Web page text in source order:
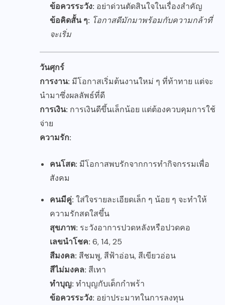
ข้อควรระวัง: อย่าด่วนตัดสินใจในเรื่องสำคัญ
ข้อคิดสั้น ๆ: โอกาสดีมักมาพร้อมกับความกล้าที่
จะเริ่ม
วันศุกร์
การงาน: มีโอกาสเริ่มต้นงานใหม่ ๆ ที่ท้าทาย แต่จะ
นำมาซึ่งผลลัพธ์ที่ดี
การเงิน: การเงินดีขึ้นเล็กน้อย แต่ต้องควบคุมการใช้
จ่าย
ความรัก:
คนโสด: มีโอกาสพบรักจากการทำกิจกรรมเพื่อ
สังคม
คนมีคู่: ใส่ใจรายละเอียดเล็ก ๆ น้อย ๆ จะทำให้
ความรักสดใสขึ้น
สุขภาพ: ระวังอาการปวดหลังหรือปวดคอ
เลขนำโชค: 6, 14, 25
สีมงคล: สีชมพู, สีฟ้าอ่อน, สีเขียวอ่อน
สีไม่มงคล: สีเทา
ทำบุญ: ทำบุญกับเด็กกำพร้า
ข้อควรระวัง: อย่าประมาทในการลงทุน